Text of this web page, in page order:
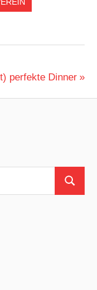
perfekte Dinner
Suchen